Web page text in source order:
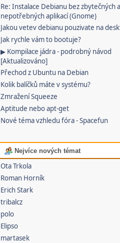
Re: Instalace Debianu bez zbytečných a
nepotřebných aplikací (Gnome)
Jakou vetev debianu pouzivate na
Jak rychle vám to bootuje?
▶ Kompilace jádra - podrobný návod
[Aktualizováno]
Přechod z Ubuntu na Debian
Kolik balíčků máte v systému?
Zmražení Squeeze
Aptitude nebo apt-get
Nové téma vzhledu fóra - Spacefun
Nejvíce nových témat
Ota Trkola
Roman Horník
Erich Stark
tribalcz
polo
Elipso
martasek